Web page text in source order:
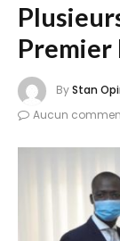
ByStan
Aucun